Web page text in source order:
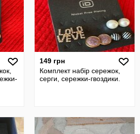
149 грн
Комплект набір сережок,
серги, сережки-гвоздики.